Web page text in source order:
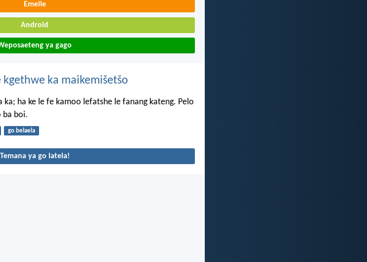
Emeile
Android
ya gago
kgethwe ka maikemišetšo
ka; ha ke le fe kamoo lefatshe le fanang kateng. Pelo
ba boi.
go belaela
Temana ya go latela!